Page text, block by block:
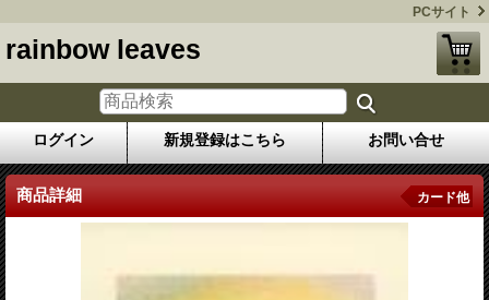
PCサイト
rainbow leaves
ログイン 新規登録はこちら お問い合せ
商品詳細 カード他